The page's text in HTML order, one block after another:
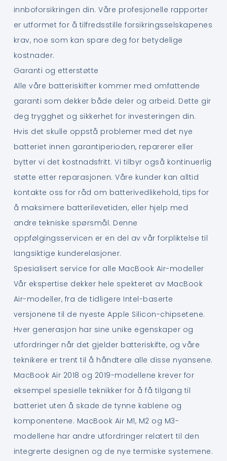
innboforsikringen din. Våre profesjonelle rapporter
er utformet for å tilfredsstille forsikringsselskapenes
krav, noe som kan spare deg for betydelige
kostnader.
Garanti og etterstøtte
Alle våre batteriskifter kommer med omfattende
garanti som dekker både deler og arbeid. Dette gir
deg trygghet og sikkerhet for investeringen din.
Hvis det skulle oppstå problemer med det nye
batteriet innen garantiperioden, reparerer eller
bytter vi det kostnadsfritt. Vi tilbyr også kontinuerlig
støtte etter reparasjonen. Våre kunder kan alltid
kontakte oss for råd om batterivedlikehold, tips for
å maksimere batterilevetiden, eller hjelp med
andre tekniske spørsmål. Denne
oppfølgingsservicen er en del av vår forpliktelse til
langsiktige kunderelasjoner.
Spesialisert service for alle MacBook Air-modeller
Vår ekspertise dekker hele spekteret av MacBook
Air-modeller, fra de tidligere Intel-baserte
versjonene til de nyeste Apple Silicon-chipsetene.
Hver generasjon har sine unike egenskaper og
utfordringer når det gjelder batteriskifte, og våre
teknikere er trent til å håndtere alle disse nyansene.
MacBook Air 2018 og 2019-modellene krever for
eksempel spesielle teknikker for å få tilgang til
batteriet uten å skade de tynne kablene og
komponentene. MacBook Air M1, M2 og M3-
modellene har andre utfordringer relatert til den
integrerte designen og de nye termiske systemene.